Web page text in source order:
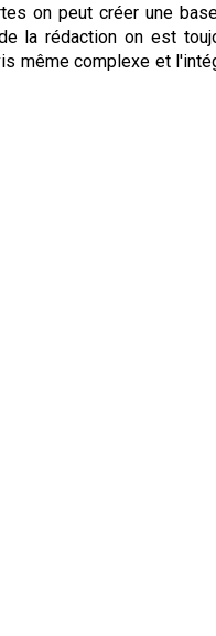
on peut créer une
la rédaction on est
même complexe et